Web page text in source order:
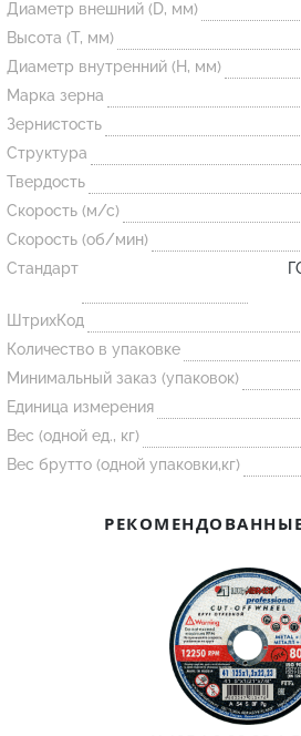
Огнеупорные
изделия
Скачать каталог
Тигель
Муфель
Черпак
Шербер
Трубка
Стержень
Пробка
Подставка
Лодочка
Контакт
Огнеупорная SiC смесь
Диаметр внешний (D, мм)
Высота (T, мм)
Диаметр внутренний (H, мм)
Марка зерна
Зернистость
Структура
Твердость
Скорость (м/с)
Скорость (об/мин)
Стандарт
ШтрихКод
Количество в упаковке
Минимальный заказ (упаковок)
Единица измерения
Вес (одной ед., кг)
Вес брутто (одной упаковки,кг)